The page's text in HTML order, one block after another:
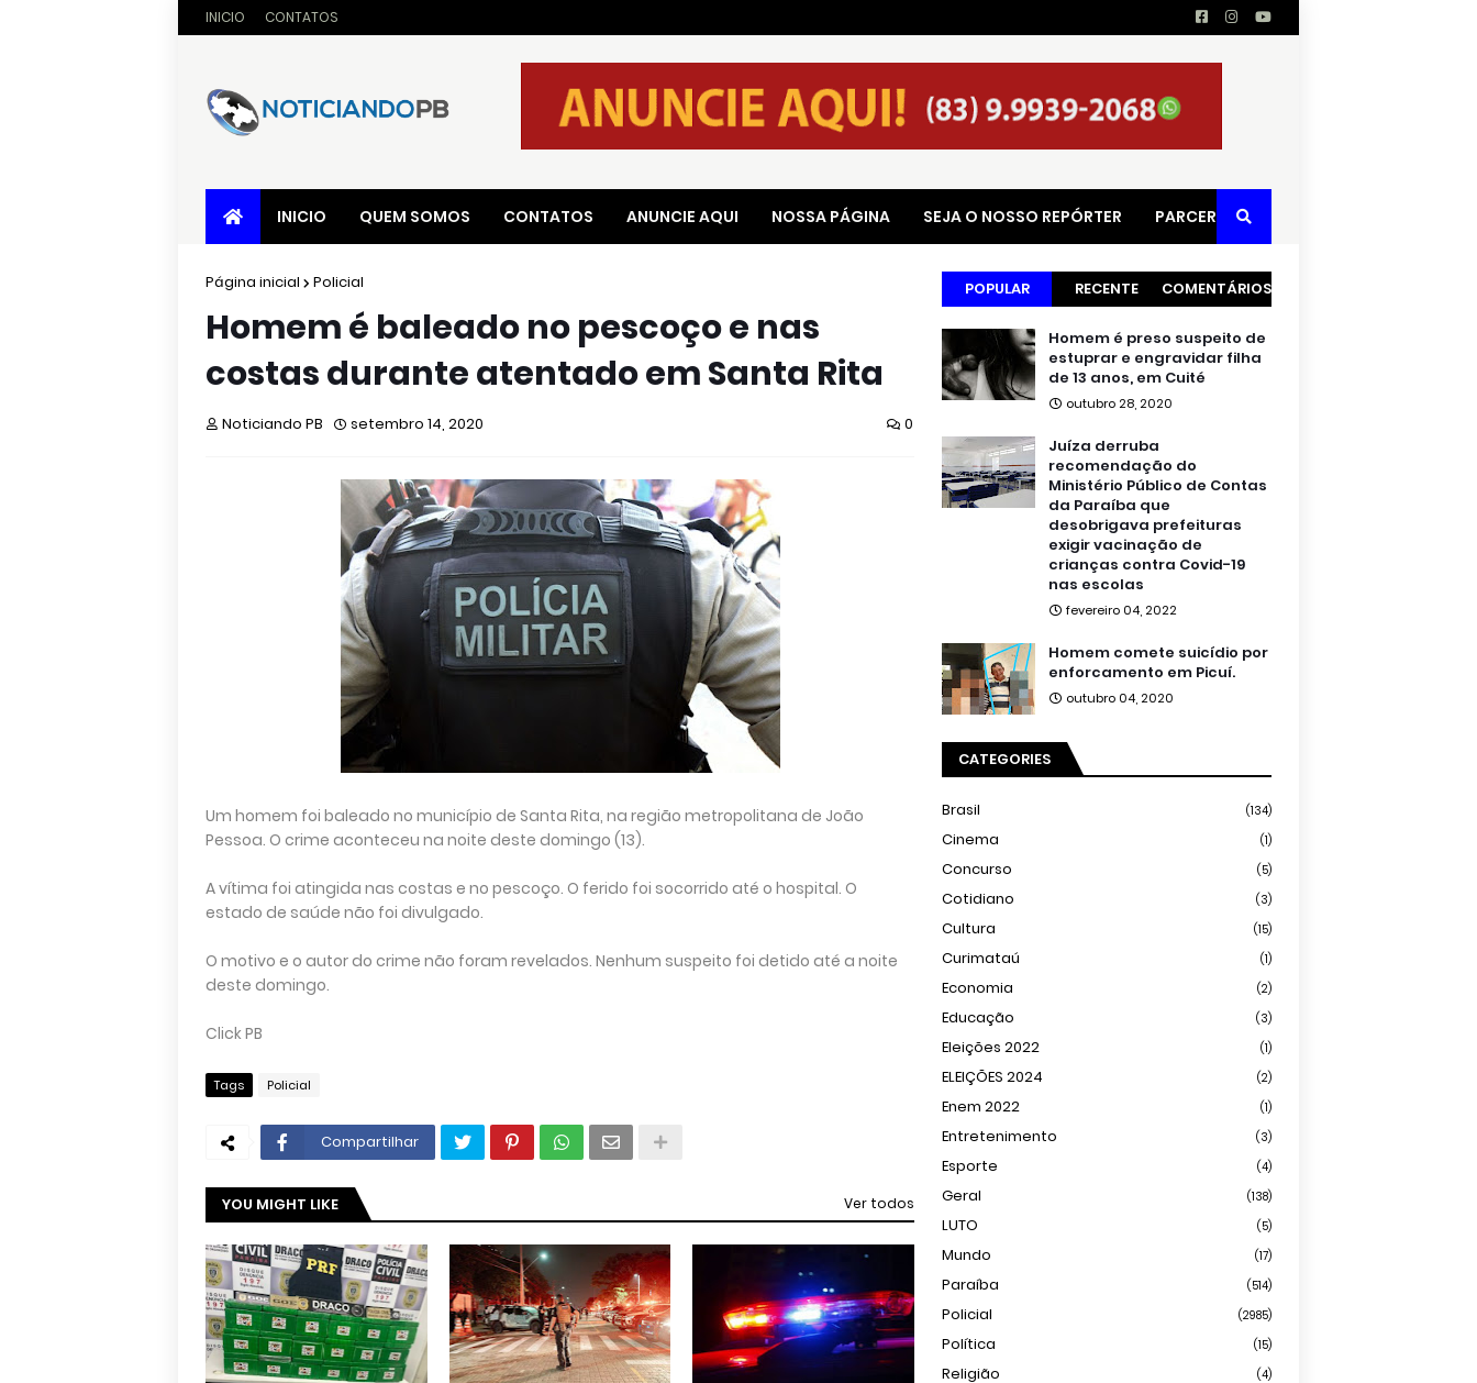
INICIO CONTATOS
INICIO QUEM SOMOS CONTATOS ANUNCIE AQUI NOSSA PÁGINA SEJA O NOSSO REPÓRTER PARCERIAS
Página inicial Policial
Homem é baleado no pescoço e nas
costas durante atentado em Santa Rita
Noticiando PB setembro 14, 2020 0
Um homem foi baleado no município de Santa Rita, na região metropolitana de João
Pessoa. O crime aconteceu na noite deste domingo (13).
A vítima foi atingida nas costas e no pescoço. O ferido foi socorrido até o hospital. O
estado de saúde não foi divulgado.
O motivo e o autor do crime não foram revelados. Nenhum suspeito foi detido até a noite
deste domingo.
Click PB
Tags Policial
Compartilhar
YOU MIGHT LIKE Ver todos
POPULAR RECENTE COMENTÁRIOS
Homem é preso suspeito de
estuprar e engravidar filha
de 13 anos, em Cuité
outubro 28, 2020
Juíza derruba
recomendação do
Ministério Público de Contas
da Paraíba que
desobrigava prefeituras
exigir vacinação de
crianças contra Covid-19
nas escolas
fevereiro 04, 2022
Homem comete suicídio por
enforcamento em Picuí.
outubro 04, 2020
CATEGORIES
Brasil (134)
Cinema (1)
Concurso (5)
Cotidiano (3)
Cultura (15)
Curimataú (1)
Economia (2)
Educação (3)
Eleições 2022 (1)
ELEIÇÕES 2024 (2)
Enem 2022 (1)
Entretenimento (3)
Esporte (4)
Geral (138)
LUTO (5)
Mundo (17)
Paraíba (514)
Policial (2985)
Política (15)
Religião (4)